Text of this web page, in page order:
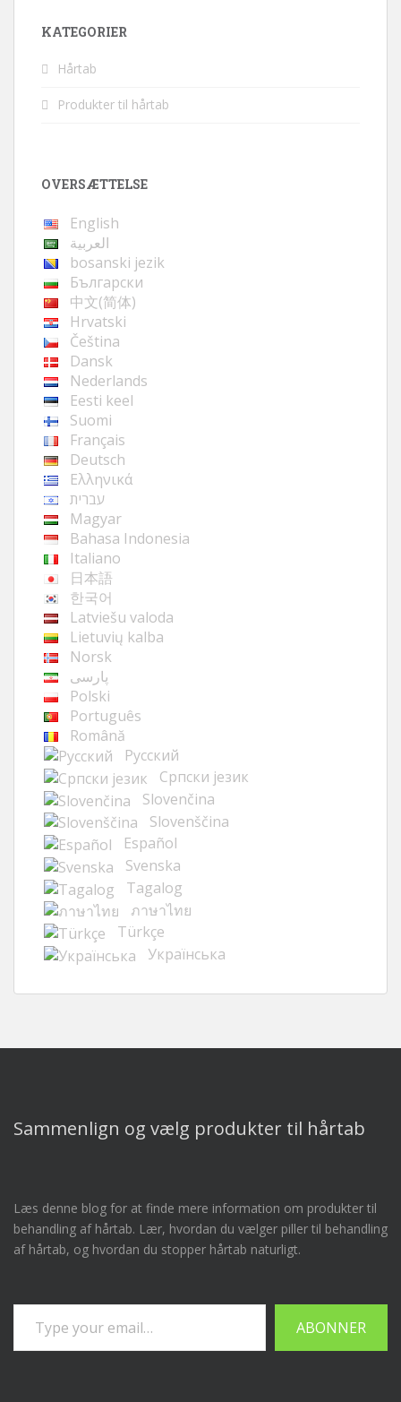
KATEGORIER
Hårtab
Produkter til hårtab
OVERSÆTTELSE
English
العربية
bosanski jezik
Български
中文(简体)
Hrvatski
Čeština
Dansk
Nederlands
Eesti keel
Suomi
Français
Deutsch
Ελληνικά
עברית
Magyar
Bahasa Indonesia
Italiano
日本語
한국어
Latviešu valoda
Lietuvių kalba
Norsk
پارسی
Polski
Português
Română
Русский
Cрпски језик
Slovenčina
Slovenščina
Español
Svenska
Tagalog
ภาษาไทย
Türkçe
Українська
Sammenlign og vælg produkter til hårtab
Læs denne blog for at finde mere information om produkter til
behandling af hårtab. Lær, hvordan du vælger piller til behandling
af hårtab, og hvordan du stopper hårtab naturligt.
Skriv din e-mail…
ABONNER